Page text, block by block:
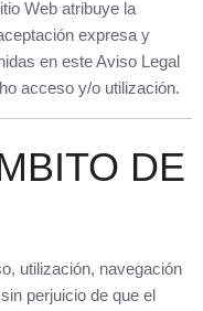
Web atribuye la
expresa y
en este Aviso Legal
acceso y/o utilización.
DE
utilización, navegación
perjuicio de que el